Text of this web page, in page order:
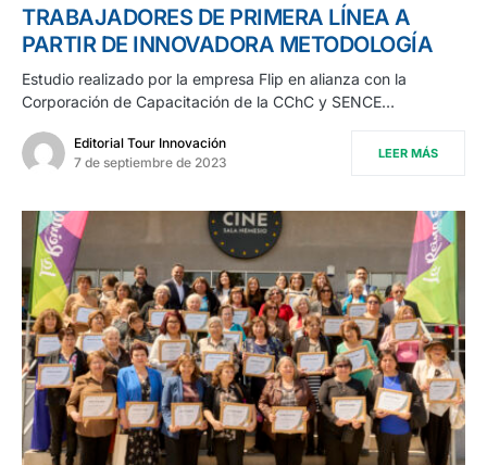
TRABAJADORES DE PRIMERA LÍNEA A
PARTIR DE INNOVADORA METODOLOGÍA
Estudio realizado por la empresa Flip en alianza con la
Corporación de Capacitación de la CChC y SENCE…
Editorial Tour Innovación
7 de septiembre de 2023
LEER MÁS